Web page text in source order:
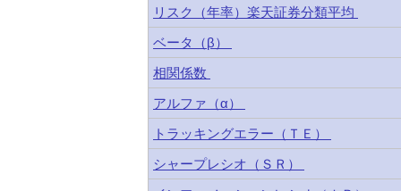
リスク（年率）楽天証券分類平均
ベータ（β）
相関係数
アルファ（α）
トラッキングエラー（ＴＥ）
シャープレシオ（ＳＲ）